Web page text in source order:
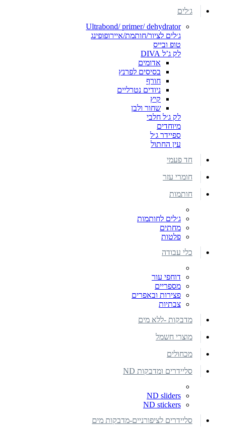
ג׳לים
Ultrabond/ primer/ dehydrator
ג׳לים לציור/חותמת/איירופופינג
טופ ובייס
לק ג’ל DIVA
אדומים
בסיסים לפרנץ
חורף
ניודים נטרליים
קיץ
שחור ולבן
לק ג׳ל חלבי
מיוחדים
ספיידר ג׳ל
עין החתול
חד פעמי
חומרי עזר
חותמות
ג׳לים לחותמות
מחתים
פלטות
כלי עבודה
דוחפי עור
מספריים
פצירות ובאפרים
צבתיות
מדבקות -ללא מים
מוצרי חשמל
מכחולים
סליידרים ומדבקות ND
ND sliders
ND stickers
סליידרים לציפורניים-מדבקות מים